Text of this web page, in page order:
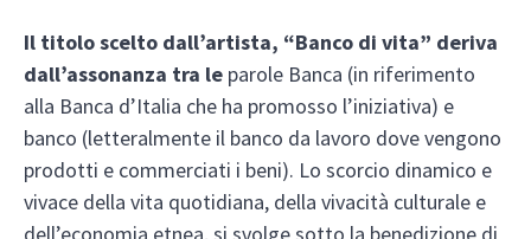
Il titolo scelto dall’artista, “Banco di vita” deriva
dall’assonanza tra le parole Banca (in riferimento
alla Banca d’Italia che ha promosso l’iniziativa) e
banco (letteralmente il banco da lavoro dove vengono
prodotti e commerciati i beni). Lo scorcio dinamico e
vivace della vita quotidiana, della vivacità culturale e
dell’economia etnea, si svolge sotto la benedizione di